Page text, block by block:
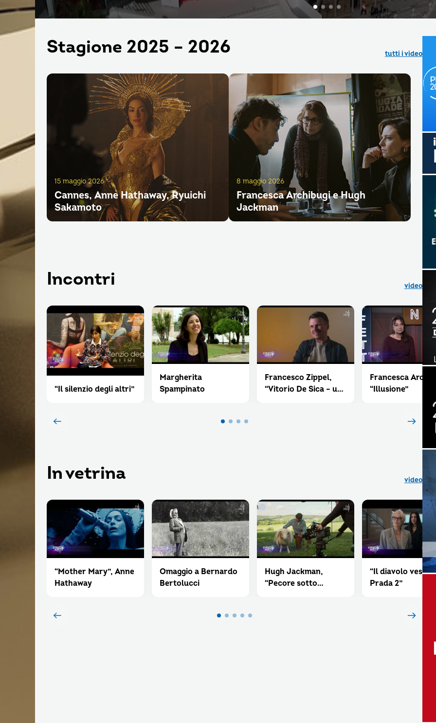
Stagione 2025 – 2026 tutti i video
15 maggio 2026
Cannes, Anne Hathaway, Ryuichi
Sakamoto
8 maggio 2026
Francesca Archibugi e Hugh
Jackman
Incontri video
“Il silenzio degli altri”
Margherita
Spampinato
Francesco Zippel,
“Vitorio De Sica – una
Francesca
“Illusione”
In vetrina video
“Mother Mary”, Anne
Hathaway
Omaggio a Bernardo
Bertolucci
Hugh Jackman,
“Pecore sotto
“Il diavolo veste
Prada 2”